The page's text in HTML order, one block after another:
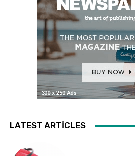
LATEST ARTICLES